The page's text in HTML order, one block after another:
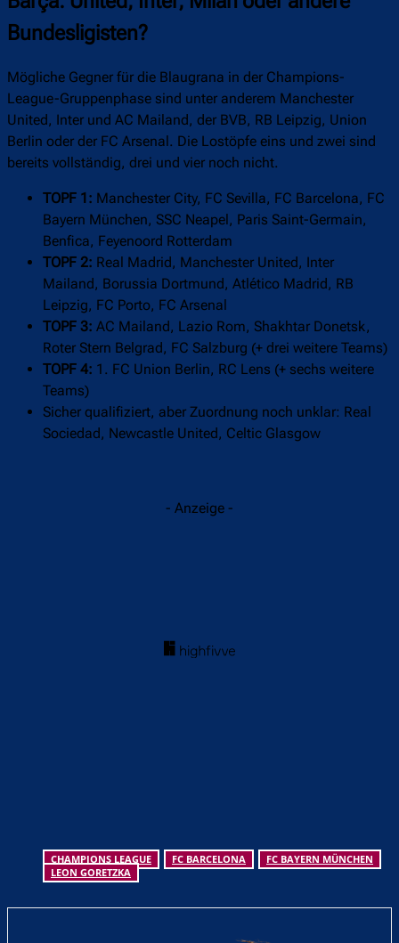
Bundesligisten?
Mögliche Gegner für die Blaugrana in der Champions-
League-Gruppenphase sind unter anderem Manchester
United, Inter und AC Mailand, der BVB, RB Leipzig, Union
Berlin oder der FC Arsenal. Die Lostöpfe eins und zwei sind
bereits vollständig, drei und vier noch nicht.
TOPF 1: Manchester City, FC Sevilla, FC Barcelona, FC
Bayern München, SSC Neapel, Paris Saint-Germain,
Benfica, Feyenoord Rotterdam
TOPF 2: Real Madrid, Manchester United, Inter
Mailand, Borussia Dortmund, Atlético Madrid, RB
Leipzig, FC Porto, FC Arsenal
TOPF 3: AC Mailand, Lazio Rom, Shakhtar Donetsk,
Roter Stern Belgrad, FC Salzburg (+ drei weitere Teams)
TOPF 4: 1. FC Union Berlin, RC Lens (+ sechs weitere
Teams)
Sicher qualifiziert, aber Zuordnung noch unklar: Real
Sociedad, Newcastle United, Celtic Glasgow
- Anzeige -
CHAMPIONS LEAGUE FC BARCELONA
FC BAYERN MÜNCHEN
LEON GORETZKA